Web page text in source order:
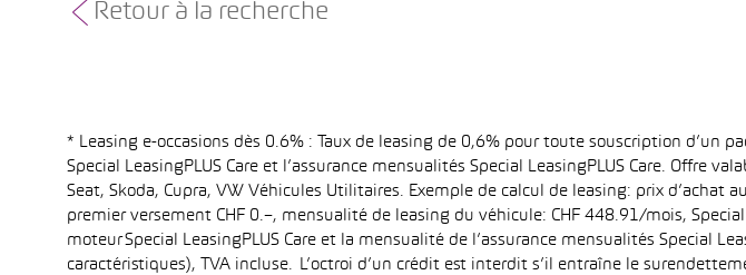
Retour à la recherche
* Leasing e-occasions dès 0.6% : Taux de leasing de 0,6% pour toute souscription d’un
Special LeasingPLUS Care et l’assurance mensualités Special LeasingPLUS Care. Offre
Seat, Skoda, Cupra, VW Véhicules Utilitaires. Exemple de calcul de leasing: prix
premier versement CHF 0.–, mensualité de leasing du véhicule: CHF 448.91/mois,
moteur Special LeasingPLUS Care et la mensualité de l’assurance mensualités Special
caractéristiques), TVA incluse. L’octroi d’un crédit est interdit s’il entraîne le